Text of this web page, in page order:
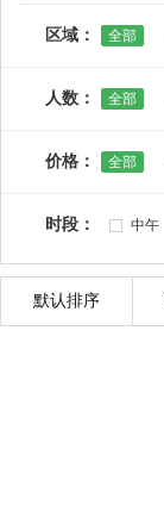
区域： 全部
人数： 全部
价格： 全部
时段： 中午
默认排序